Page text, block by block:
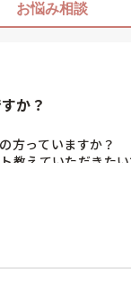
お悩み相談
か？
方っていますか？
教えていただきた
ジを考えるとクリ
思いは今はないの